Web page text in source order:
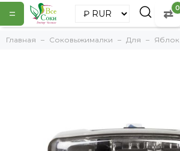
= ⇄ 0
Главная Соковыжималки Для Яблок